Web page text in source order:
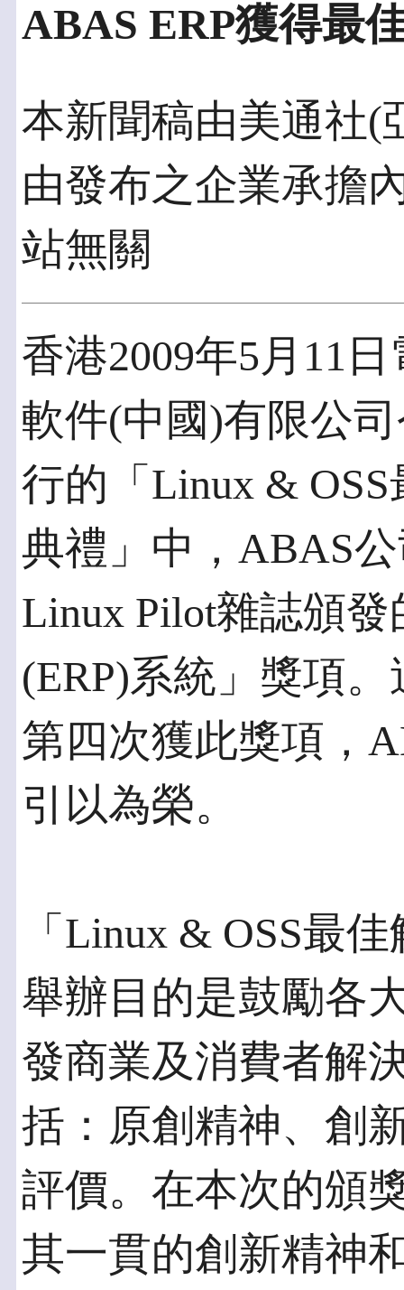
ABAS ERP獲得最
本新聞稿由美通社(
由發布之企業承擔
站無關
香港2009年5月11
軟件(中國)有限公
行的「Linux &
典禮」中，ABAS
Linux Pilot雜誌頒
(ERP)系統」獎項
第四次獲此獎項，
引以為榮。
「Linux & OSS最
舉辦目的是鼓勵各
發商業及消費者解
括：原創精神、創
評價。在本次的頒
其一貫的創新精神